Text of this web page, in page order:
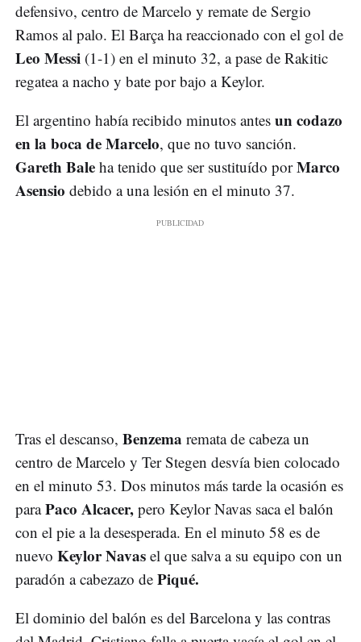
defensivo, centro de Marcelo y remate de Sergio
Ramos al palo. El Barça ha reaccionado con el gol de
Leo Messi (1-1) en el minuto 32, a pase de Rakitic
regatea a nacho y bate por bajo a Keylor.
El argentino había recibido minutos antes un codazo
en la boca de Marcelo, que no tuvo sanción.
Gareth Bale ha tenido que ser sustituído porMarco
Asensio debido a una lesión en el minuto 37.
Tras el descanso, Benzema remata de cabeza un
centro de Marcelo y Ter Stegen desvía bien colocado
en el minuto 53. Dos minutos más tarde la ocasión es
paraPaco Alcacer, pero Keylor Navas saca el balón
con el pie a la desesperada. En el minuto 58 es de
nuevo Keylor Navas el que salva a su equipo con un
paradón a cabezazo de Piqué.
El dominio del balón es del Barcelona y las contras